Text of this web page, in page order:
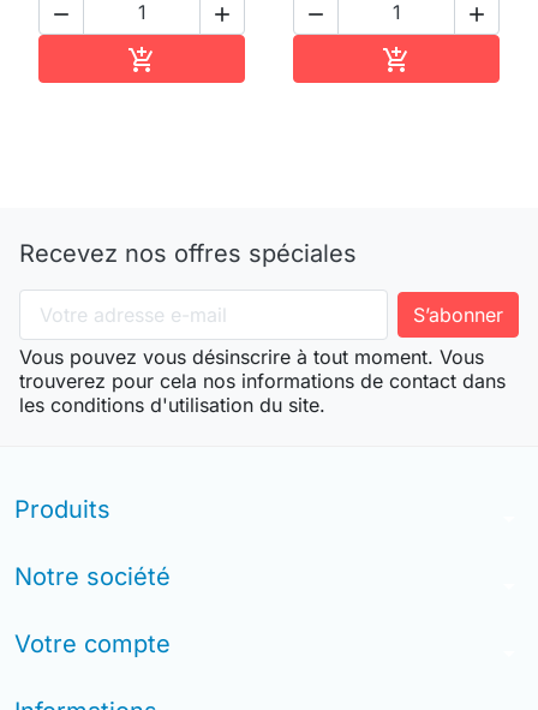
 

 

Recevez nos offres spéciales
Vous pouvez vous désinscrire à tout moment. Vous
trouverez pour cela nos informations de contact dans
les conditions d'utilisation du site.
Produits
Notre société
Votre compte